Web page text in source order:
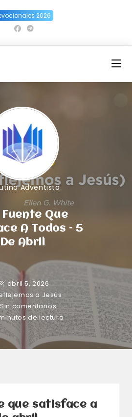
2026
Adventista
Fuente Que
A Todos – 5
De Abril
abril 5, 2026
a Jesús
Sin comentarios
de lectura
que satisface a